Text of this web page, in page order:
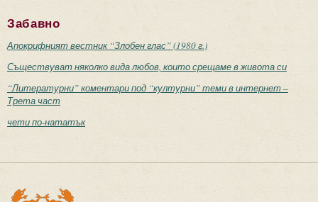
Забавно
Апокрифният вестник “Злобен глас” (1980 г.)
Съществуват няколко вида любов, които срещаме в живота си
“Литературни” коментари под “културни” теми в интернет –
Трета част
чети по-нататък